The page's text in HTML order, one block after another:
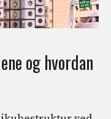
og hvordan